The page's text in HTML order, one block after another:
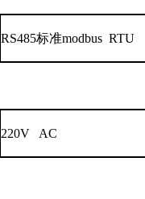
RS485标准modbus RTU
220V AC